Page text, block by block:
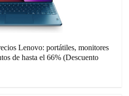
Lenovo: portátiles, monitores
de hasta el 66% (Descuento